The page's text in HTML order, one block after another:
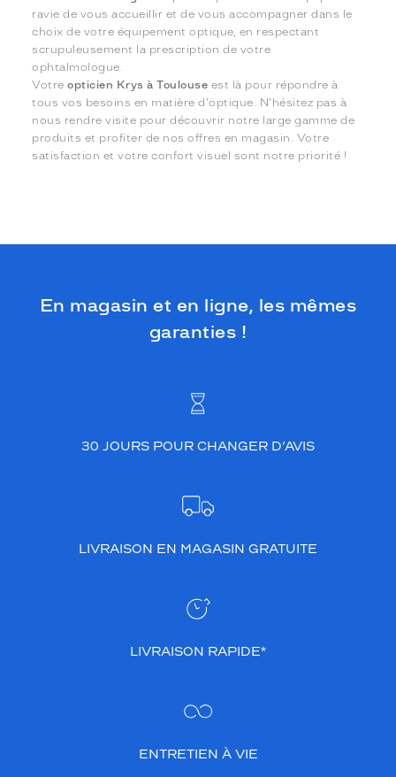
ravie de vous accueillir et de vous accompagner dans le
choix de votre équipement optique, en respectant
scrupuleusement la prescription de votre
ophtalmologue.
Votreopticien Krys à Toulouse est là pour répondre à
tous vos besoins en matière d'optique. N'hésitez pas à
nous rendre visite pour découvrir notre large gamme de
produits et profiter de nos offres en magasin. Votre
satisfaction et votre confort visuel sont notre priorité !
En magasin et en ligne, les mêmes
garanties !
30 JOURS POUR CHANGER D’AVIS
LIVRAISON EN MAGASIN GRATUITE
LIVRAISON RAPIDE*
ENTRETIEN À VIE